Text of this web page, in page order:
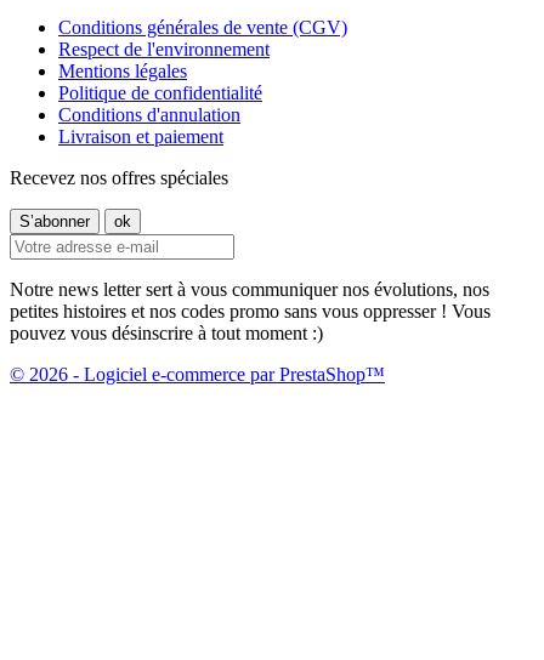
Conditions générales de vente (CGV)
Respect de l'environnement
Mentions légales
Politique de confidentialité
Conditions d'annulation
Livraison et paiement
Recevez nos offres spéciales
Notre news letter sert à vous communiquer nos évolutions, nos
petites histoires et nos codes promo sans vous oppresser ! Vous
pouvez vous désinscrire à tout moment :)
© 2026 - Logiciel e-commerce par PrestaShop™